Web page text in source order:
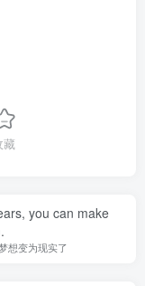
藏
you can make
想变为现实了